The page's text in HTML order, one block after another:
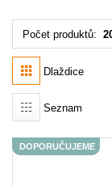
Akce
MENU
Počet produktů:
Dlaždice
Seznam
DOPORUČUJEME